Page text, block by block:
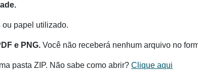
ou papel utilizado.
e PNG. Você não receberá nenhum arquivo no
pasta ZIP. Não sabe como abrir? Clique aqui